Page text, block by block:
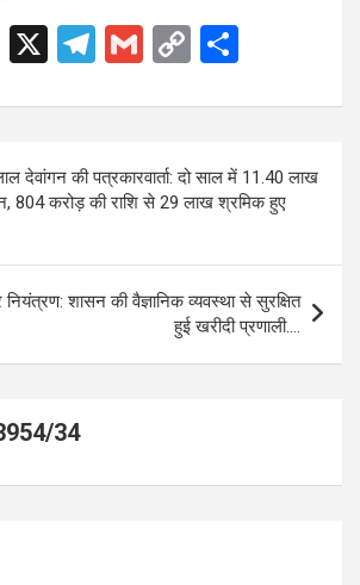
W
at
A
p
X
T
e
a
G
ail
C
py
n
ar
e
देवांगन की पत्रकारवार्ता: दो साल में 11.40 लाख
804 करोड़ की राशि से 29 लाख श्रमिक हुए
शासन की वैज्ञानिक व्यवस्था से सुरक्षित
हुई खरीदी प्रणाली….
34